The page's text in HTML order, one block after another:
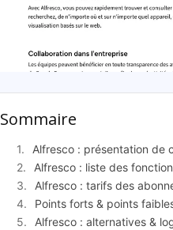
Sommaire
Alfresco : présentation de
Alfresco : liste des
Alfresco : tarifs des
Points forts & points
Alfresco : alternatives &